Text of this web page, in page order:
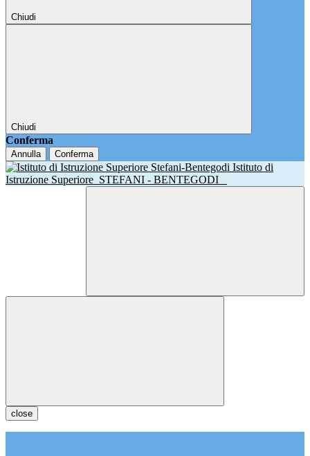
Chiudi
Chiudi
Conferma
Annulla Conferma
Istituto di
Istruzione Superiore STEFANI - BENTEGODI
close